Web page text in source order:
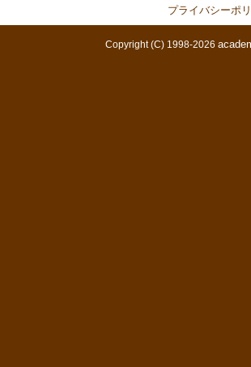
プライバシーポ
Copyright (C) 1998-2026